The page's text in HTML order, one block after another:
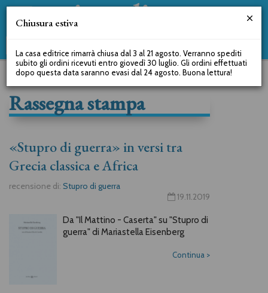
Rassegna stampa
«Stupro di guerra» in versi tra
Grecia classica e Africa
recensione di: Stupro di guerra
19.11.2019
Da "Il Mattino - Caserta" su "Stupro di
guerra" di Mariastella Eisenberg
Continua >
Chiusura estiva
La casa editrice rimarrà chiusa dal 3 al 21 agosto. Verranno spediti
subito gli ordini ricevuti entro giovedì 30 luglio. Gli ordini effettuati
dopo questa data saranno evasi dal 24 agosto. Buona lettura!